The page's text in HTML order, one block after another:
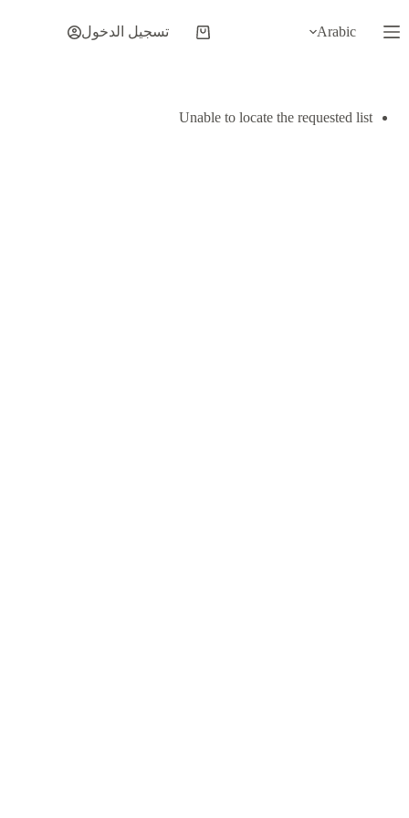
إلى
المحتوى
Arabic
عربة
تسجيل الدخول
Unable to locate the requested list